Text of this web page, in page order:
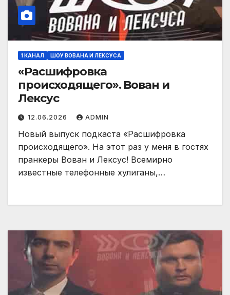
1 КАНАЛ ШОУ ВОВАНА И ЛЕКСУСА
«Расшифровка
происходящего». Вован и
Лексус
12.06.2026 ADMIN
Новый выпуск подкаста «Расшифровка
происходящего». На этот раз у меня в гостях
пранкеры Вован и Лексус! Всемирно
известные телефонные хулиганы,…